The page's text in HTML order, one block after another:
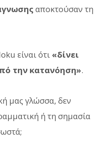
αποκτούσαν τη
είναι ότι «δίνει
την κατανόηση».
μας γλώσσα, δεν
ή τη σημασία